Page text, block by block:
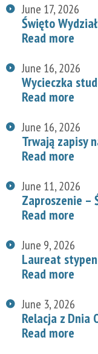
June 17, 2026
Święto
Read more
June 16, 2026
Wycieczka
Read more
June 16, 2026
Trwają zapisy
Read more
June 11, 2026
Zaproszenie –
Read more
June 9, 2026
Laureat
Read more
June 3, 2026
Relacja z Dnia
Read more